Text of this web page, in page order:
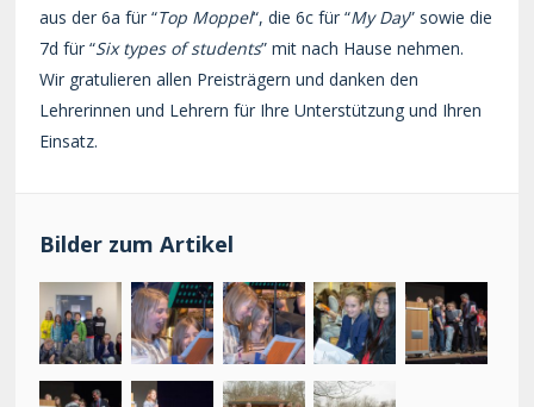
aus der 6a für “Top Moppel“, die 6c für “My Day” sowie die
7d für “Six types of students” mit nach Hause nehmen.
Wir gratulieren allen Preisträgern und danken den
Lehrerinnen und Lehrern für Ihre Unterstützung und Ihren
Einsatz.
Bilder zum Artikel